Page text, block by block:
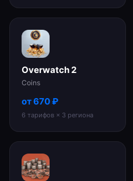
Overwatch 2
Coins
от670₽
6 тарифов × 3 региона